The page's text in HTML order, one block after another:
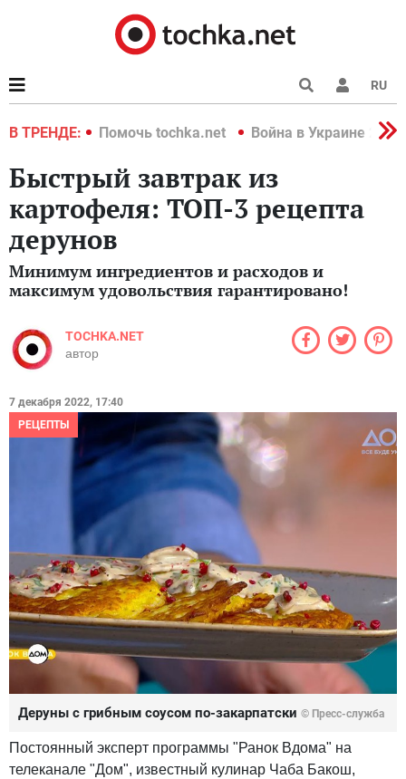
RU
В ТРЕНДЕ:
2022 Помочь tochka.net Война в Украине 2022
Быстрый завтрак из
картофеля: ТОП-3 рецепта
дерунов
Минимум ингредиентов и расходов и
максимум удовольствия гарантировано!
TOCHKA.NET
автор
7 декабря 2022, 17:40
РЕЦЕПТЫ
Деруны с грибным соусом по-закарпатски © Пресс-служба
Постоянный эксперт программы "Ранок Вдома" на
телеканале "Дом", известный кулинар Чаба Бакош,